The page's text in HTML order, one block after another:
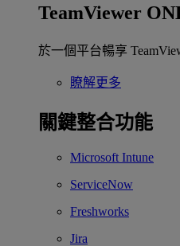
TeamViewer
於一個平台暢享
瞭解更多
關鍵整合功能
Microsoft Intune
ServiceNow
Freshworks
Jira